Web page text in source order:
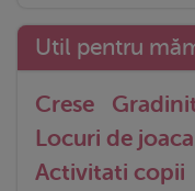
Util pentru
Crese
Locuri de joaca
Activitati copii